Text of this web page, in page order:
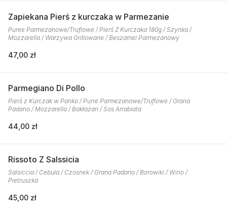
Zapiekana Pierś z kurczaka w Parmezanie
Puree Parmezanowe/Truflowe / Pierś Z Kurczaka 180g / Szynka /
Mozzarella / Warzywa Grillowane / Beszamel Parmezanowy
47,00 zł
Parmegiano Di Pollo
Pierś z Kurczak w Panko / Purre Parmezanowe/Truflowe / Grana
Padano / Mozzarella / Bakłażan / Sos Arrabiata
44,00 zł
Rissoto Z Salssicia
Salsiccia / Cebula / Czosnek / Grana Padano / Borowiki / Wino /
Pietruszka
45,00 zł